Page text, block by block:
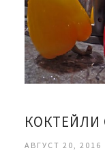
АВГУСТ 20, 2016